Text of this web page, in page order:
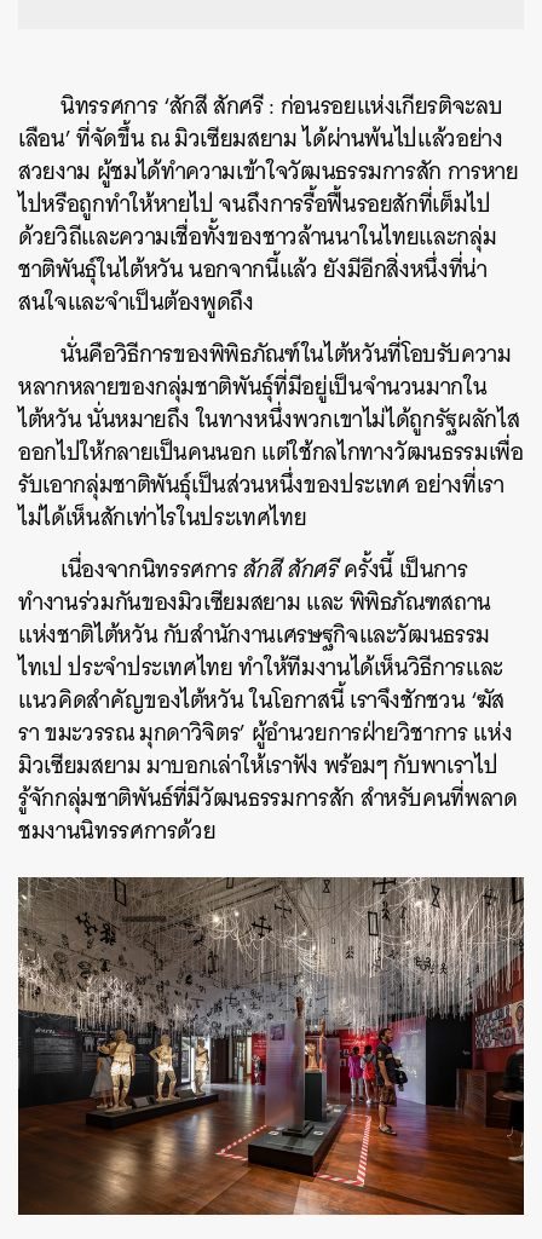
นิทรรศการ ‘สักสี สักศรี : ก่อนรอยแห่งเกียรติจะลบ
เลือน’ ที่จัดขึ้น ณ มิวเซียมสยาม ได้ผ่านพ้นไปแล้วอย่าง
สวยงาม ผู้ชมได้ทำความเข้าใจวัฒนธรรมการสัก การหาย
ไปหรือถูกทำให้หายไป จนถึงการรื้อฟื้นรอยสักที่เต็มไป
ด้วยวิถีและความเชื่อทั้งของชาวล้านนาในไทยและกลุ่ม
ชาติพันธุ์ในไต้หวัน นอกจากนี้แล้ว ยังมีอีกสิ่งหนึ่งที่น่า
สนใจและจำเป็นต้องพูดถึง
นั่นคือวิธีการของพิพิธภัณฑ์ในไต้หวันที่โอบรับความ
หลากหลายของกลุ่มชาติพันธุ์ที่มีอยู่เป็นจำนวนมากใน
ไต้หวัน นั่นหมายถึง ในทางหนึ่งพวกเขาไม่ได้ถูกรัฐผลักไส
ออกไปให้กลายเป็นคนนอก แต่ใช้กลไกทางวัฒนธรรมเพื่อ
รับเอากลุ่มชาติพันธุ์เป็นส่วนหนึ่งของประเทศ อย่างที่เรา
ไม่ได้เห็นสักเท่าไรในประเทศไทย
เนื่องจากนิทรรศการสักสี สักศรีครั้งนี้ เป็นการ
ทำงานร่วมกันของมิวเซียมสยาม และ พิพิธภัณฑสถาน
แห่งชาติไต้หวัน กับสำนักงานเศรษฐกิจและวัฒนธรรม
ไทเป ประจำประเทศไทย ทำให้ทีมงานได้เห็นวิธีการและ
แนวคิดสำคัญของไต้หวัน ในโอกาสนี้ เราจึงชักชวน ‘ฆัส
รา ขมะวรรณ มุกดาวิจิตร’ ผู้อำนวยการฝ่ายวิชาการ แห่ง
มิวเซียมสยาม มาบอกเล่าให้เราฟัง พร้อมๆ กับพาเราไป
รู้จักกลุ่มชาติพันธ์ที่มีวัฒนธรรมการสัก สำหรับคนที่พลาด
ชมงานนิทรรศการด้วย